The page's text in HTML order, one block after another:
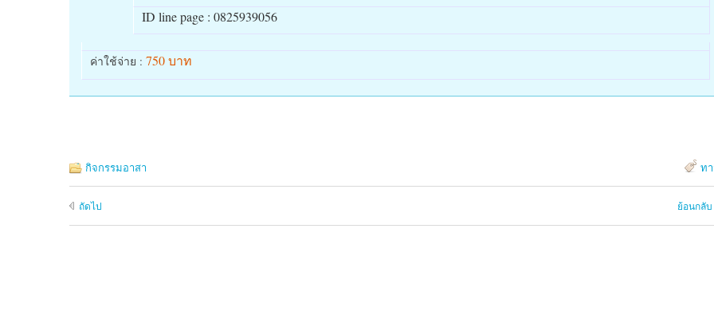
ID line page : 0825939056
ค่าใช้จ่าย : 750 บาท
กิจกรรมอาสา ท
ถัดไป ย้อนกลับ